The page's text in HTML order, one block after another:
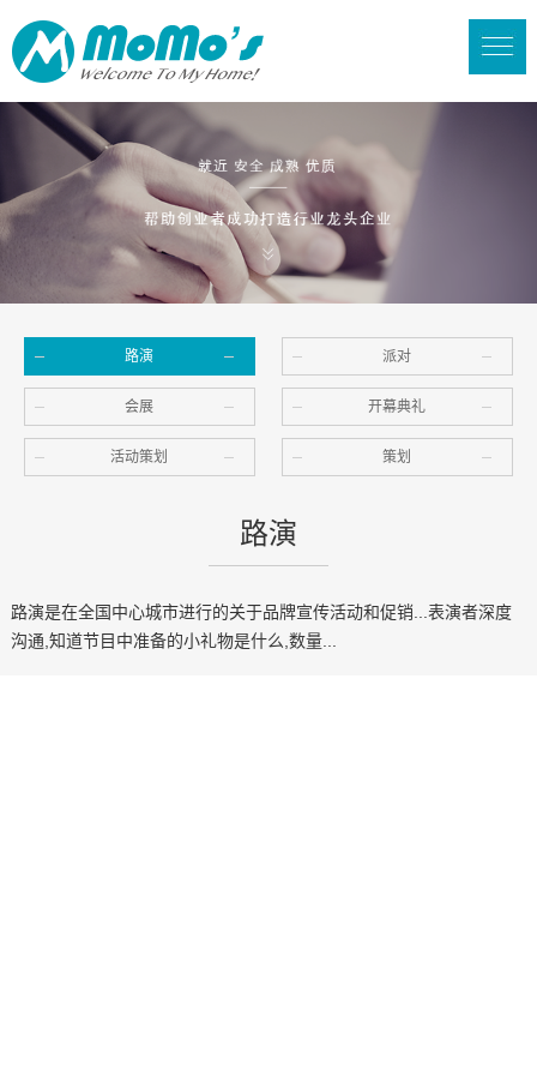
路演 派对
会展 开幕典礼
活动策划 策划
路演
路演是在全国中心城市进行的关于品牌宣传活动和促销...表演者深度
沟通,知道节目中准备的小礼物是什么,数量...